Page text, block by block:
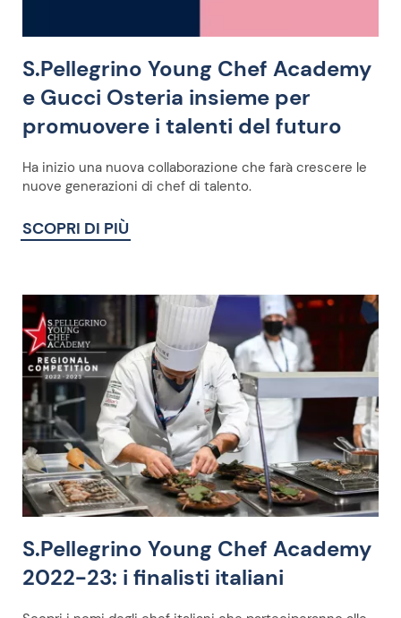
S.Pellegrino Young Chef Academy
e Gucci Osteria insieme per
promuovere i talenti del futuro
Ha inizio una nuova collaborazione che farà crescere le
nuove generazioni di chef di talento.
SCOPRI DI PIÙ
S.Pellegrino Young Chef Academy
2022-23: i finalisti italiani